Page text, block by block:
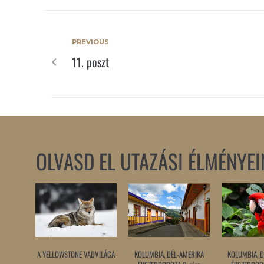
PREVIOUS
11. poszt
OLVASD EL UTAZÁSI
A YELLOWSTONE VADVILÁGA
KOLUMBIA, DÉL-AMERIKA
KOLUMBIA,